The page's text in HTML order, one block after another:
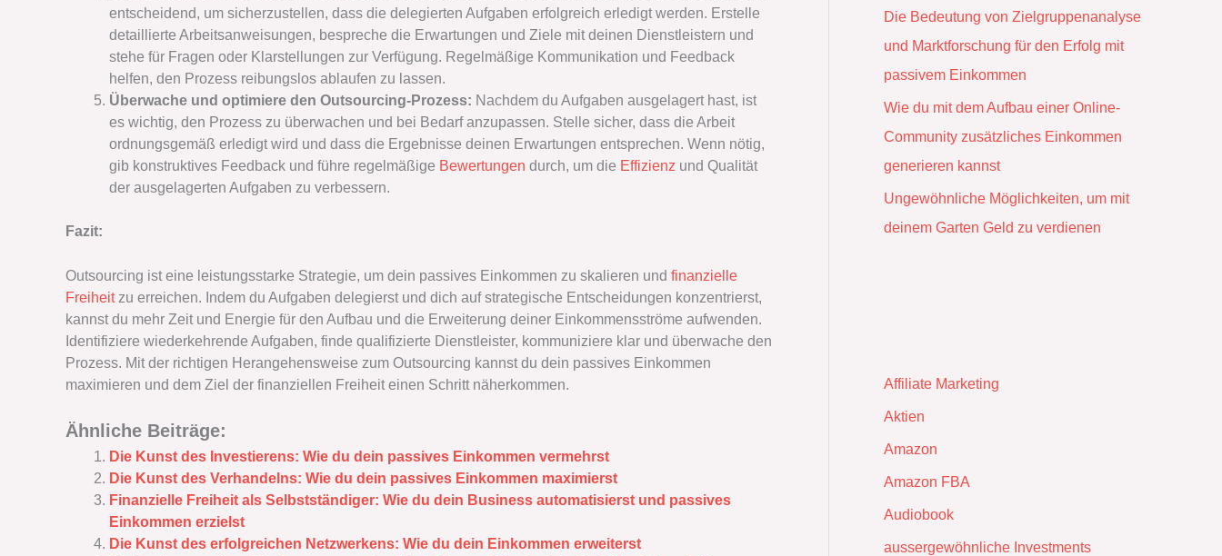
entscheidend, um sicherzustellen, dass die delegierten Aufgaben erfolgreich erledigt werden. Erstelle
detaillierte Arbeitsanweisungen, bespreche die Erwartungen und Ziele mit deinen Dienstleistern und
stehe für Fragen oder Klarstellungen zur Verfügung. Regelmäßige Kommunikation und Feedback
helfen, den Prozess reibungslos ablaufen zu lassen.
Überwache und optimiere den Outsourcing-Prozess: Nachdem du Aufgaben ausgelagert hast, ist
es wichtig, den Prozess zu überwachen und bei Bedarf anzupassen. Stelle sicher, dass die Arbeit
ordnungsgemäß erledigt wird und dass die Ergebnisse deinen Erwartungen entsprechen. Wenn nötig,
gib konstruktives Feedback und führe regelmäßige Bewertungen durch, um die Effizienz und Qualität
der ausgelagerten Aufgaben zu verbessern.
Fazit:
Outsourcing ist eine leistungsstarke Strategie, um dein passives Einkommen zu skalieren und finanzielle
Freiheitzu erreichen. Indem du Aufgaben delegierst und dich auf strategische Entscheidungen konzentrierst,
kannst du mehr Zeit und Energie für den Aufbau und die Erweiterung deiner Einkommensströme aufwenden.
Identifiziere wiederkehrende Aufgaben, finde qualifizierte Dienstleister, kommuniziere klar und überwache den
Prozess. Mit der richtigen Herangehensweise zum Outsourcing kannst du dein passives Einkommen
maximieren und dem Ziel der finanziellen Freiheit einen Schritt näherkommen.
Ähnliche Beiträge:
Die Kunst des Investierens: Wie du dein passives Einkommen vermehrst
Die Kunst des Verhandelns: Wie du dein passives Einkommen maximierst
Finanzielle Freiheit als Selbstständiger: Wie du dein Business automatisierst und passives
Einkommen erzielst
Die Kunst des erfolgreichen Netzwerkens: Wie du dein Einkommen erweiterst
Die Bedeutung von Zielgruppenanalyse
und Marktforschung für den Erfolg mit
passivem Einkommen
Wie du mit dem Aufbau einer Online-
Community zusätzliches Einkommen
generieren kannst
Ungewöhnliche Möglichkeiten, um mit
deinem Garten Geld zu verdienen
Affiliate Marketing
Aktien
Amazon
Amazon FBA
Audiobook
aussergewöhnliche Investments